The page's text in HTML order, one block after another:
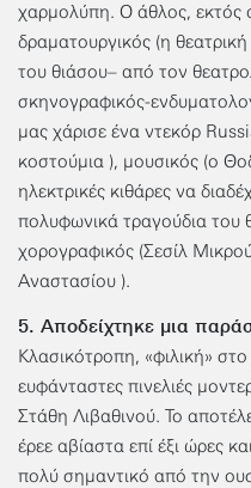
χαρμολύπη. Ο άθλος, εκτός
δραματουργικός (η
του θιάσου– από τον
σκηνογραφικός-
μας χάρισε ένα ντεκόρ
κοστούμια ), μουσικός (ο
ηλεκτρικές κιθάρες να
πολυφωνικά τραγούδια του
χορογραφικός (Σεσίλ
Αναστασίου ).
5. Αποδείχτηκε μια
Κλασικότροπη, «φιλική»
ευφάνταστες πινελιές
Στάθη Λιβαθινού. Το
έρεε αβίαστα επί έξι ώρες
πολύ σημαντικό από την